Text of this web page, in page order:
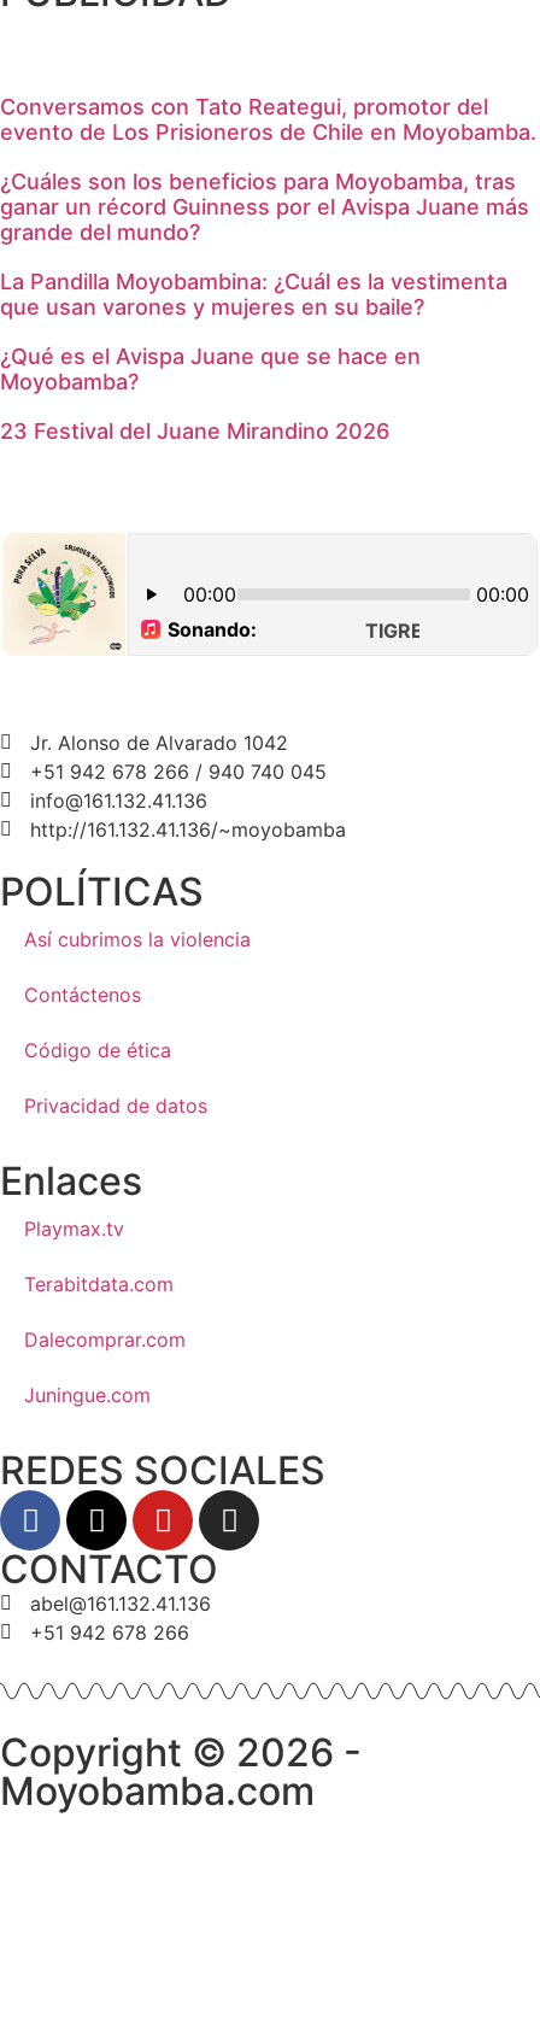
Conversamos con Tato Reategui, promotor del
evento de Los Prisioneros de Chile en Moyobamba.
¿Cuáles son los beneficios para Moyobamba, tras
ganar un récord Guinness por el Avispa Juane más
grande del mundo?
La Pandilla Moyobambina: ¿Cuál es la vestimenta
que usan varones y mujeres en su baile?
¿Qué es el Avispa Juane que se hace en
Moyobamba?
23 Festival del Juane Mirandino 2026
Jr. Alonso de Alvarado 1042
+51 942 678 266 / 940 740 045
info@161.132.41.136
http://161.132.41.136/~moyobamba
POLÍTICAS
Así cubrimos la violencia
Contáctenos
Código de ética
Privacidad de datos
Enlaces
Playmax.tv
Terabitdata.com
Dalecomprar.com
Juningue.com
REDES SOCIALES
CONTACTO
abel@161.132.41.136
+51 942 678 266
Copyright © 2026 -
Moyobamba.com